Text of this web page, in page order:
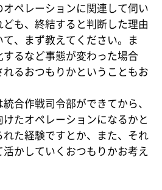
ペレーションに関連して伺い
も、終結すると判断した理由
、まず教えてください。ま
るなど事態が変わった場合
るおつもりかということもお
合作戦司令部ができてから、
たオペレーションになるかと
た経験ですとか、また、それ
かしていくおつもりかお考え